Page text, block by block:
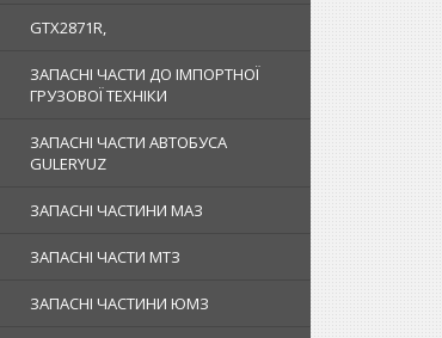
GTX2871R,
ЗАПАСНІ ЧАСТИ ДО ІМПОРТНОЇ
ГРУЗОВОЇ ТЕХНІКИ
ЗАПАСНІ ЧАСТИ АВТОБУСА
GULERYUZ
ЗАПАСНІ ЧАСТИНИ МАЗ
ЗАПАСНІ ЧАСТИ МТЗ
ЗАПАСНІ ЧАСТИНИ ЮМЗ